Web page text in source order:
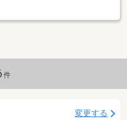
件
変更する